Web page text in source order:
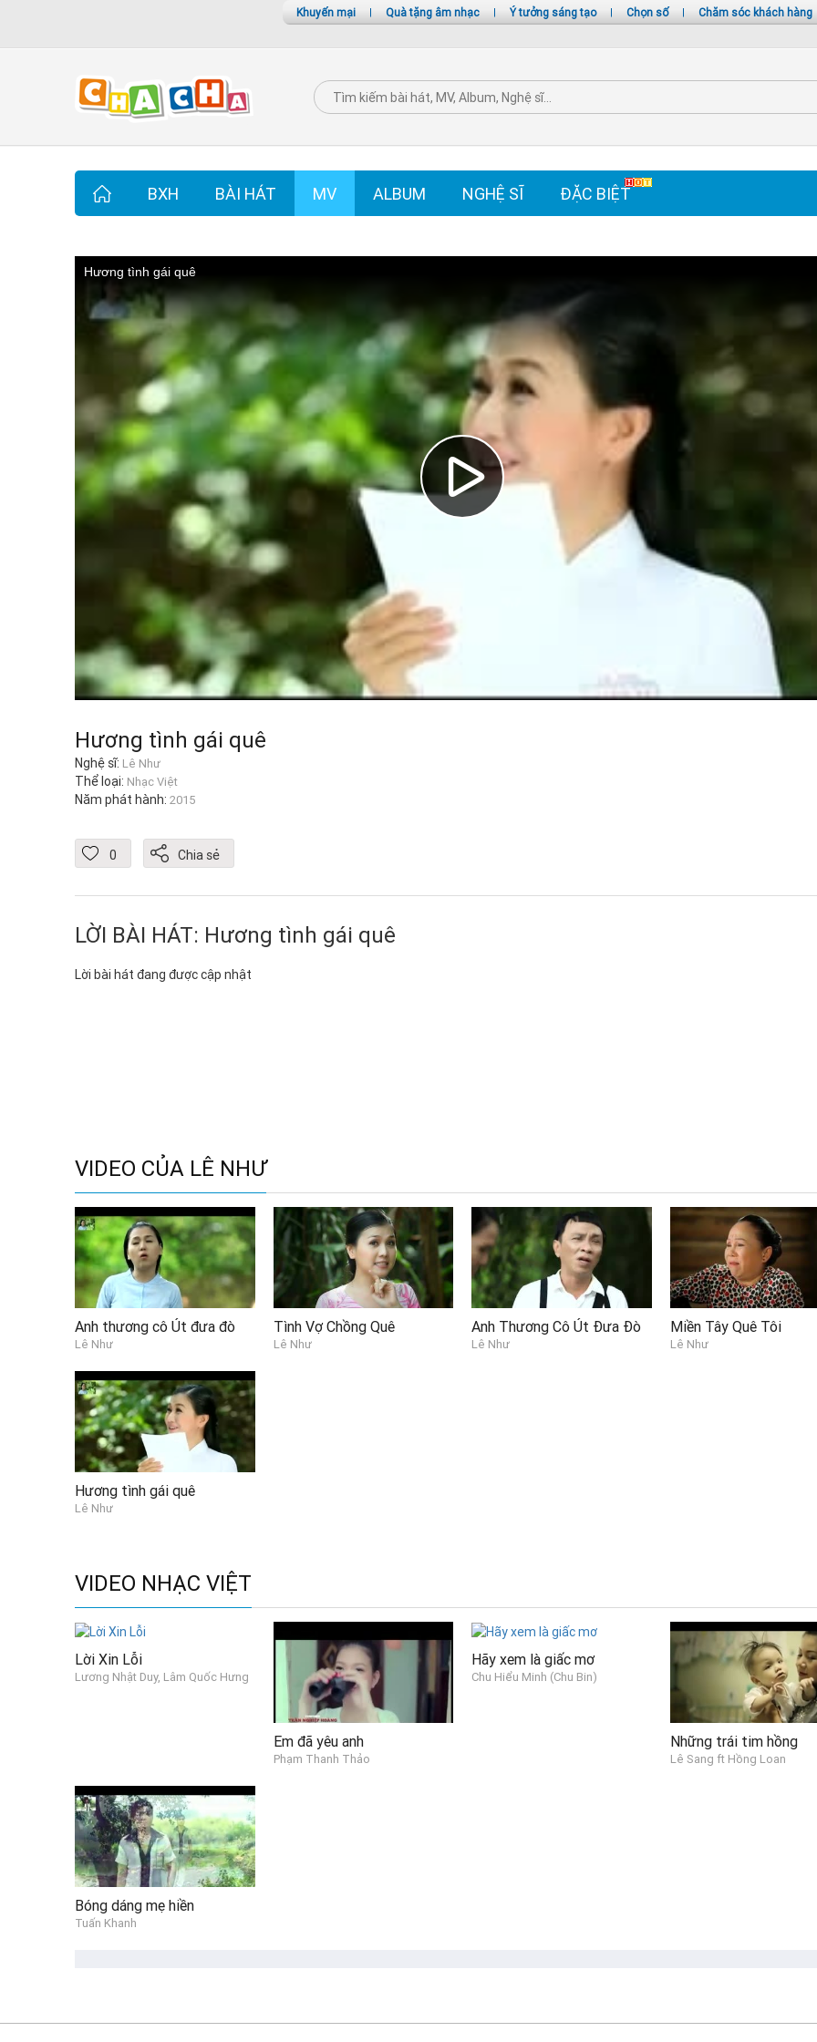
Khuyến mại | Quà tặng âm nhạc | Ý tưởng sáng tạo | Chọn số | Chăm sóc khách hàng
BXH BÀI HÁT MV ALBUM NGHỆ SĨ ĐẶC BIỆT
Hương tình gái quê
Hương tình gái quê
Nghệ sĩ: Lê Như
Thể loại: Nhạc Việt
Năm phát hành: 2015
0 Chia sẻ
LỜI BÀI HÁT: Hương tình gái quê
Lời bài hát đang được cập nhật
VIDEO CỦA LÊ NHƯ
Anh thương cô Út đưa đò
Lê Như
Tình Vợ Chồng Quê
Lê Như
Anh Thương Cô Út Đưa Đò
Lê Như
Miền Tây Quê Tôi
Lê Như
Hương tình gái quê
Lê Như
VIDEO NHẠC VIỆT
Lời Xin Lỗi
Lương Nhật Duy, Lâm Quốc Hưng
Em đã yêu anh
Phạm Thanh Thảo
Hãy xem là giấc mơ
Chu Hiểu Minh (Chu Bin)
Những trái tim hồng
Lê Sang ft Hồng Loan
Bóng dáng mẹ hiền
Tuấn Khanh